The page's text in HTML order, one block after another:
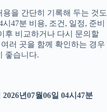
을 간단히 기록해 두는 것도
47분 비용, 조건, 일정, 준비
후 비교하거나 다시 문의할
러 곳을 함께 확인하는 경우
좋습니다.
년07월06일 04시47분